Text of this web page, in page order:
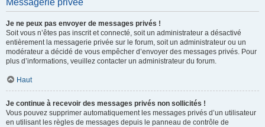
Messagerie privée
Je ne peux pas envoyer de messages privés !
Soit vous n’êtes pas inscrit et connecté, soit un administrateur a désactivé
entièrement la messagerie privée sur le forum, soit un administrateur ou un
modérateur a décidé de vous empêcher d’envoyer des messages privés. Pour
plus d’informations, veuillez contacter un administrateur du forum.
Haut
Je continue à recevoir des messages privés non sollicités !
Vous pouvez supprimer automatiquement les messages privés d’un utilisateur
en utilisant les règles de messages depuis le panneau de contrôle de